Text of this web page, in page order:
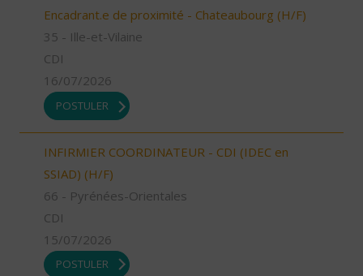
Encadrant.e de proximité - Chateaubourg (H/F)
35 - Ille-et-Vilaine
CDI
16/07/2026
POSTULER
INFIRMIER COORDINATEUR - CDI (IDEC en
SSIAD) (H/F)
66 - Pyrénées-Orientales
CDI
15/07/2026
POSTULER